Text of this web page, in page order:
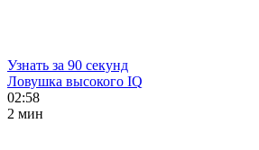
Узнать за 90 секунд
Ловушка высокого IQ
02:58
2 мин